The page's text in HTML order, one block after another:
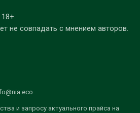
не совпадать с мнением авторов.
и запросу актуального прайса на